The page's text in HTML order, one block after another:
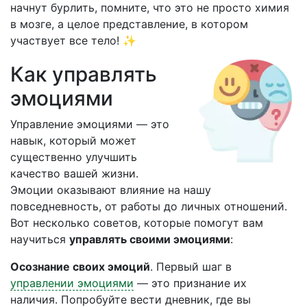
начнут бурлить, помните, что это не просто химия
в мозге, а целое представление, в котором
участвует все тело! ✨
Как управлять
эмоциями
Управление эмоциями — это
навык, который может
существенно улучшить
качество вашей жизни.
Эмоции оказывают влияние на нашу
повседневность, от работы до личных отношений.
Вот несколько советов, которые помогут вам
научиться управлять своими эмоциями:
Осознание своих эмоций. Первый шаг в
управлении эмоциями — это признание их
наличия. Попробуйте вести дневник, где вы